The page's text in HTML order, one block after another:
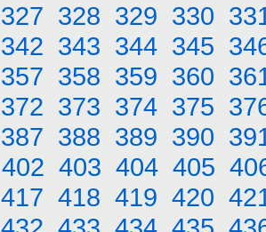
327 328 329 330
342 343 344 345
357 358 359 360
372 373 374 375
387 388 389 390
402 403 404 405
417 418 419 420